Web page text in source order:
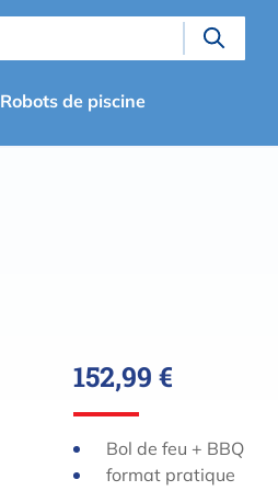
Robots de piscine
152,99 €
Bol de feu + BBQ
format pratique